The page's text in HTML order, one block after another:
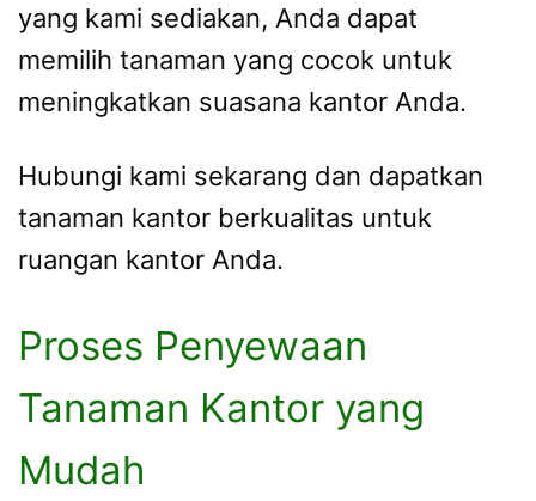
yang kami sediakan, Anda dapat
memilih tanaman yang cocok untuk
meningkatkan suasana kantor Anda.
Hubungi kami sekarang dan dapatkan
tanaman kantor berkualitas untuk
ruangan kantor Anda.
Proses Penyewaan
Tanaman Kantor yang
Mudah